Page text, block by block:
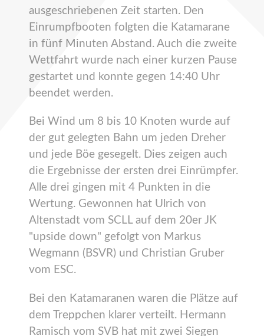
ausgeschriebenen Zeit starten. Den
Einrumpfbooten folgten die Katamarane
in fünf Minuten Abstand. Auch die zweite
Wettfahrt wurde nach einer kurzen Pause
gestartet und konnte gegen 14:40 Uhr
beendet werden.
Bei Wind um 8 bis 10 Knoten wurde auf
der gut gelegten Bahn um jeden Dreher
und jede Böe gesegelt. Dies zeigen auch
die Ergebnisse der ersten drei Einrümpfer.
Alle drei gingen mit 4 Punkten in die
Wertung. Gewonnen hat Ulrich von
Altenstadt vom SCLL auf dem 20er JK
"upside down" gefolgt von Markus
Wegmann (BSVR) und Christian Gruber
vom ESC.
Bei den Katamaranen waren die Plätze auf
dem Treppchen klarer verteilt. Hermann
Ramisch vom SVB hat mit zwei Siegen